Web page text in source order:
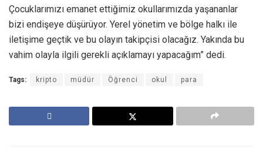
Çocuklarımızı emanet ettiğimiz okullarımızda yaşananlar
bizi endişeye düşürüyor. Yerel yönetim ve bölge halkı ile
iletişime geçtik ve bu olayın takipçisi olacağız. Yakında bu
vahim olayla ilgili gerekli açıklamayı yapacağım” dedi.
Tags: kripto müdür Öğrenci okul para